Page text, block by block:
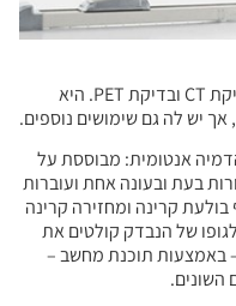
זו בדיקה מתקדמת שמשלבת בתוכה בדיקת CT ובדיקת PET. היא
יש לה גם שימושים נוספים.
אנטומית: מבוססת על
בעת ובעונה אחת ועוברות
קרינה ומחזירה קרינה
של הנבדק קולטים את
באמצעות תוכנת מחשב –
השונים.